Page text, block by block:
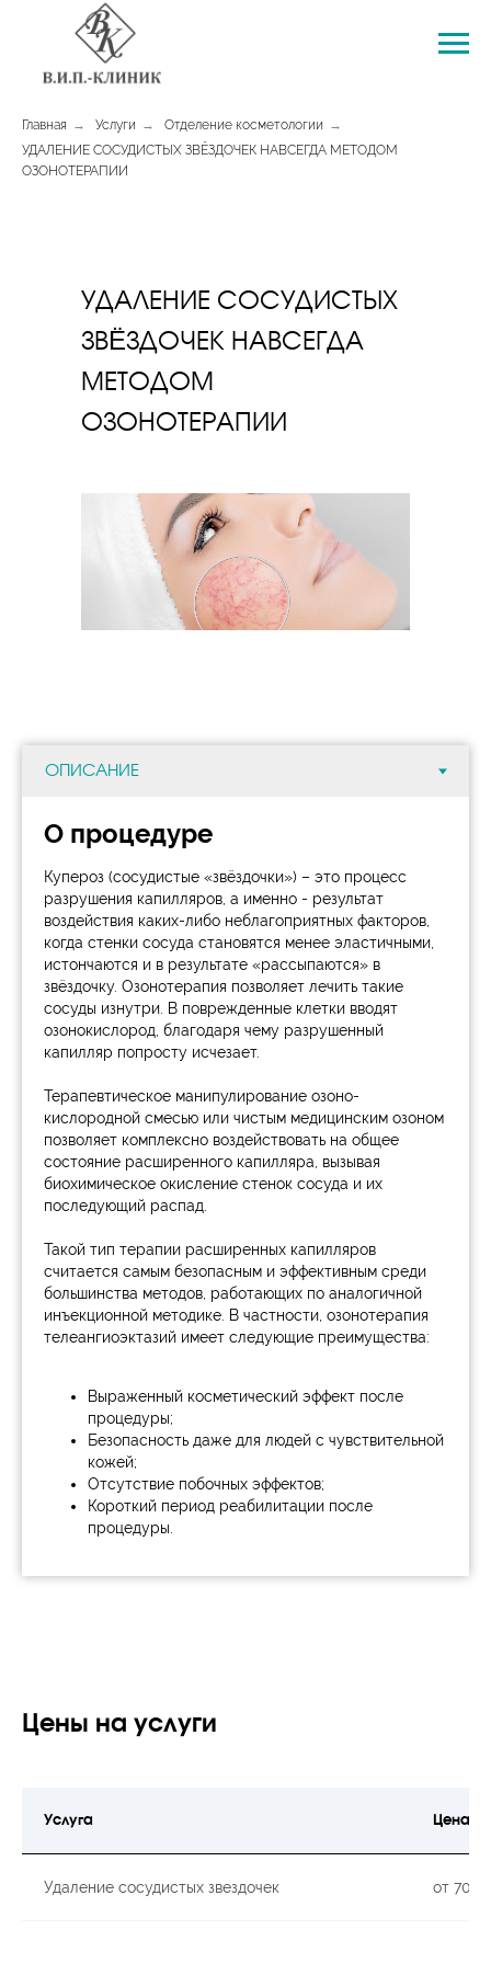
Главная → Услуги → Отделение косметологии →
УДАЛЕНИЕ СОСУДИСТЫХ ЗВЁЗДОЧЕК НАВСЕГДА МЕТОДОМ
ОЗОНОТЕРАПИИ
УДАЛЕНИЕ СОСУДИСТЫХ
ЗВЁЗДОЧЕК НАВСЕГДА
МЕТОДОМ
ОЗОНОТЕРАПИИ
О процедуре
Купероз (сосудистые «звёздочки») – это процесс
разрушения капилляров, а именно - результат
воздействия каких-либо неблагоприятных факторов,
когда стенки сосуда становятся менее эластичными,
истончаются и в результате «рассыпаются» в
звёздочку. Озонотерапия позволяет лечить такие
сосуды изнутри. В поврежденные клетки вводят
озонокислород, благодаря чему разрушенный
капилляр попросту исчезает.
Терапевтическое манипулирование озоно-
кислородной смесью или чистым медицинским озоном
позволяет комплексно воздействовать на общее
состояние расширенного капилляра, вызывая
биохимическое окисление стенок сосуда и их
последующий распад.
Такой тип терапии расширенных капилляров
считается самым безопасным и эффективным среди
большинства методов, работающих по аналогичной
инъекционной методике. В частности, озонотерапия
телеангиоэктазий имеет следующие преимущества:
Выраженный косметический эффект после
процедуры;
Безопасность даже для людей с чувствительной
кожей;
Отсутствие побочных эффектов;
Короткий период реабилитации после
процедуры.
Цены на услуги
Услуга Цена
Удаление сосудистых звездочек от 700p